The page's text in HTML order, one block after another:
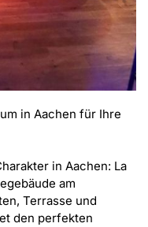
in Aachen für Ihre
in Aachen: La
am
Terrasse und
den perfekten